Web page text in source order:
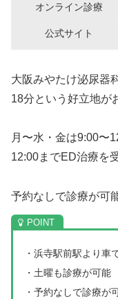
オンライン診療
公式サイト
大阪みやたけ泌尿器
18分という好立地が
月〜水・金は9:00〜
12:00までED治療を
予約なしで診療が可
・浜寺駅前駅より車
・土曜も診療が可能
・予約なしで診療が